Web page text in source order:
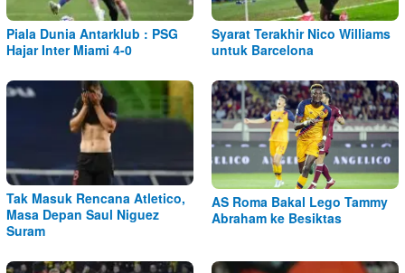
Piala Dunia Antarklub : PSG
Hajar Inter Miami 4-0
Syarat Terakhir Nico Williams
untuk Barcelona
Tak Masuk Rencana Atletico,
Masa Depan Saul Niguez
Suram
AS Roma Bakal Lego Tammy
Abraham ke Besiktas